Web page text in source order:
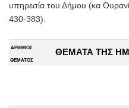
υπηρεσία του Δήμου (κα
430-383).
ΑΡΙΘΜΟΣ
ΘΕΜΑΤΟΣ
ΘΕΜΑΤΑ ΤΗΣ